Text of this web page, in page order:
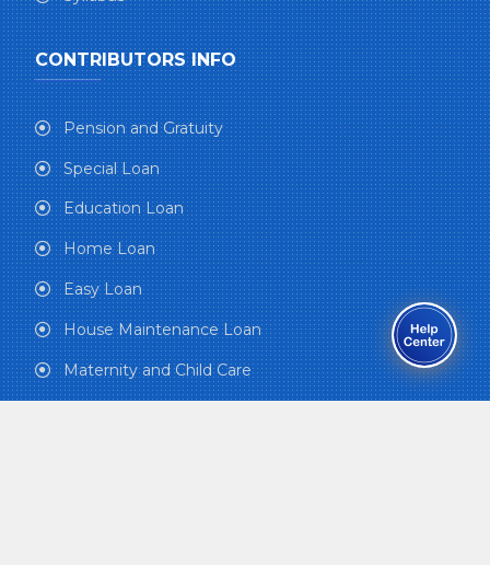
CONTRIBUTORS INFO
Pension and Gratuity
Special Loan
Education Loan
Home Loan
Easy Loan
House Maintenance Loan
Maternity and Child Care